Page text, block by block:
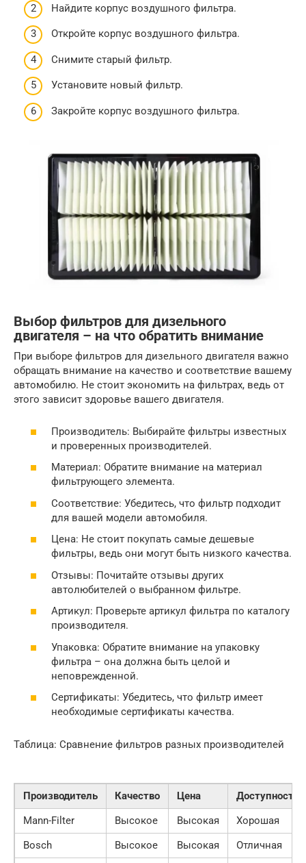
Найдите корпус воздушного фильтра.
Откройте корпус воздушного фильтра.
Снимите старый фильтр.
Установите новый фильтр.
Закройте корпус воздушного фильтра.
Выбор фильтров для дизельного
двигателя – на что обратить внимание
При выборе фильтров для дизельного двигателя важно
обращать внимание на качество и соответствие вашему
автомобилю. Не стоит экономить на фильтрах, ведь от
этого зависит здоровье вашего двигателя.
Производитель: Выбирайте фильтры известных
и проверенных производителей.
Материал: Обратите внимание на материал
фильтрующего элемента.
Соответствие: Убедитесь, что фильтр подходит
для вашей модели автомобиля.
Цена: Не стоит покупать самые дешевые
фильтры, ведь они могут быть низкого качества.
Отзывы: Почитайте отзывы других
автолюбителей о выбранном фильтре.
Артикул: Проверьте артикул фильтра по каталогу
производителя.
Упаковка: Обратите внимание на упаковку
фильтра – она должна быть целой и
неповрежденной.
Сертификаты: Убедитесь, что фильтр имеет
необходимые сертификаты качества.
Таблица: Сравнение фильтров разных производителей
Производитель Качество Цена
Доступность
Mann-Filter
Высокое Высокая
Хорошая
Bosch
Высокое Высокая
Отличная